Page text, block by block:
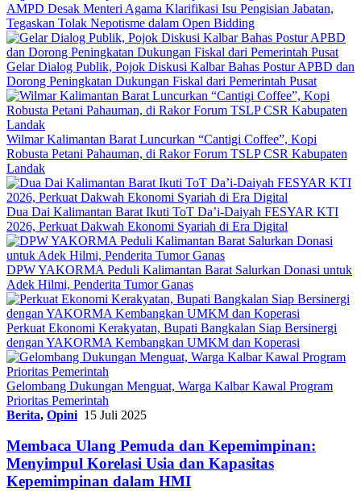
AMPD Desak Menteri Agama Klarifikasi Isu Pengisian Jabatan,
Tegaskan Tolak Nepotisme dalam Open Bidding
Gelar Dialog Publik, Pojok Diskusi Kalbar Bahas Postur APBD dan
Dorong Peningkatan Dukungan Fiskal dari Pemerintah Pusat
Wilmar Kalimantan Barat Luncurkan “Cantigi Coffee”, Kopi
Robusta Petani Pahauman, di Rakor Forum TSLP CSR Kabupaten
Landak
Dua Dai Kalimantan Barat Ikuti ToT Da’i-Daiyah FESYAR KTI
2026, Perkuat Dakwah Ekonomi Syariah di Era Digital
DPW YAKORMA Peduli Kalimantan Barat Salurkan Donasi untuk
Adek Hilmi, Penderita Tumor Ganas
Perkuat Ekonomi Kerakyatan, Bupati Bangkalan Siap Bersinergi
dengan YAKORMA Kembangkan UMKM dan Koperasi
Gelombang Dukungan Menguat, Warga Kalbar Kawal Program
Prioritas Pemerintah
Berita, Opini 15 Juli 2025
Membaca Ulang Pemuda dan Kepemimpinan:
Menyimpul Korelasi Usia dan Kapasitas
Kepemimpinan dalam HMI